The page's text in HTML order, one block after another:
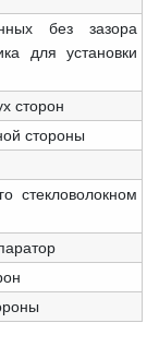
без зазора
для установки
сторон
стороны
стекловолокном